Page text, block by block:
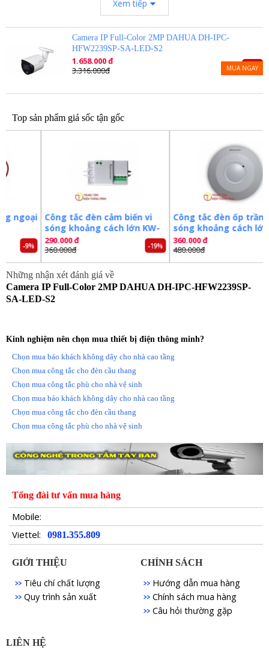
– Độ phân giải 2 Megapixel cảm biến CMOS kích thước 1/2.8”.
– Chuẩn nén H265+, 25/30fps@1080P.
– Độ nhạy sáng tối thiểu 0.0017Lux@F1.0.
– Ống kính cố định 3.6mm.
– Khoảng cách đèn trợ sáng 30m.
– Hỗ trợ chức năng phát hiện thông minh: Hàng rào ảo, xâm nhập,
phát hiện điện áp.
– Camera Dahua chống ngược sáng WDR(120dB).
bù tín hiệu ảnh (AGC), chống ngược sáng(BLC), chống nhiễu (3D-
DNR).
– Chuẩn tương thích Onvif 2.4.
– Chuẩn chống nước IP67.
– Điện áp DC12V hoặc PoE (802.3af), công suất <6W.
– Xuất xứ: Trung Quốc.
– Bảo hành: 24 tháng.
Đặt mua ngay cameraDAHUA DH-IPC-HFW2239SP-SA-
LED-S2mới nhất, xin vui lòng liên hệ
được hỗ trợ tốt nhất. Tham khảo thêm hình ảnh và thông tin
tại:http://trungtamdienthongminh.com
Camera an ninh
Camera quan sát
Xem tiếp
Camera IP Full-Color 2MP DAHUA DH-IPC-
HFW2239SP-SA-LED-S2
1.658.000 đ
3.316.000đ
-50%
MUA NGAY
Top sản phẩm giá sốc tận gốc
Công tắc đèn cảm biến vi
sóng khoảng cách lớn KW-
RS02D
290.000 đ
360.000đ
Công tắc đèn ốp trần vi
sóng khoảng cách lớn
RS03B
360.000 đ
480.000đ
Những nhận xét đánh giá về
Camera IP Full-Color 2MP DAHUA DH-IPC-HFW2239SP-
SA-LED-S2
Kinh nghiệm nên chọn mua thiết bị điện thông minh?
Chọn mua báo khách không dây cho nhà cao tầng
Chọn mua công tắc cho đèn cầu thang
Chọn mua công tắc phù cho nhà vệ sinh
Chọn mua báo khách không dây cho nhà cao tầng
Chọn mua công tắc cho đèn cầu thang
Chọn mua công tắc phù cho nhà vệ sinh
Tổng đài tư vấn mua hàng
Mobile:
Viettel:
0981.355.809
GIỚI THIỆU
Tiêu chí chất lượng
Quy trình sản xuất
CHÍNH SÁCH
Hướng dẫn mua hàng
Chính sách mua hàng
Câu hỏi thường gặp
LIÊN HỆ